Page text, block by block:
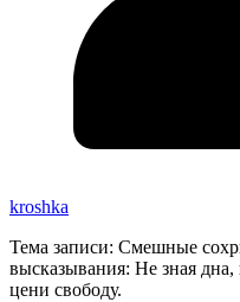
kroshka
Тема записи: Смешные
высказывания: Не зная дна,
цени свободу.